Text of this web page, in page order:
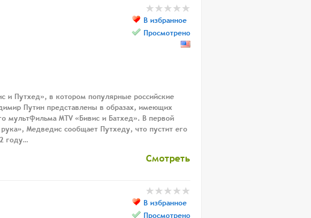
В избранное
Просмотрено
и Путхед», в котором популярные российские
Путин представлены в образах, имеющих
мультфильма MTV «Бивис и Батхед». В первой
Медведис сообщает Путхеду, что пустит его
году…
Смотреть
В избранное
Просмотрено